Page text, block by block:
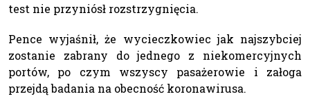
test nie przyniósł rozstrzygnięcia.
Pence wyjaśnił, że wycieczkowiec jak najszybciej
zostanie zabrany do jednego z niekomercyjnych
portów, po czym wszyscy pasażerowie i załoga
przejdą badania na obecność koronawirusa.